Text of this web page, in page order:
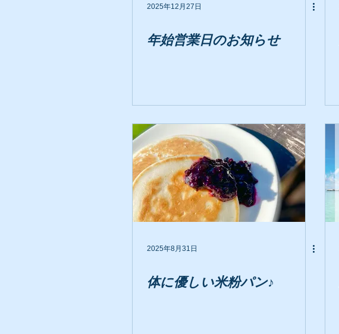
2025年12月27日
年始営業日のお知らせ
2025年8月31日
体に優しい米粉パン♪